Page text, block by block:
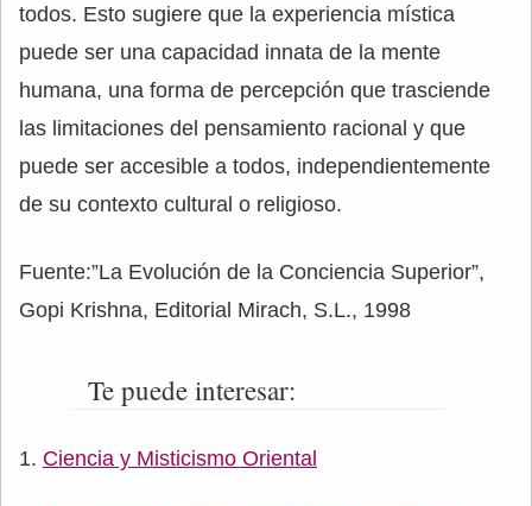
todos. Esto sugiere que la experiencia mística
puede ser una capacidad innata de la mente
humana, una forma de percepción que trasciende
las limitaciones del pensamiento racional y que
puede ser accesible a todos, independientemente
de su contexto cultural o religioso.
Fuente:”La Evolución de la Conciencia Superior”,
Gopi Krishna, Editorial Mirach, S.L., 1998
Te puede interesar:
Ciencia y Misticismo Oriental